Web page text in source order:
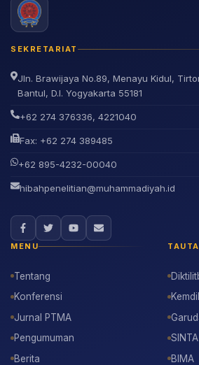
SEKRETARIAT
Jln. Brawijaya No.89, Menayu Kidul,
Bantul, D.I. Yogyakarta 55181
+62 274 376336, 4221040
Fax: +62 274 389485
+62 895-4232-00040
hibahpenelitian@muhammadiyah.id
MENU
Tentang
Konferensi
Jurnal PTMA
Pengumuman
Berita
SINTA
BIMA